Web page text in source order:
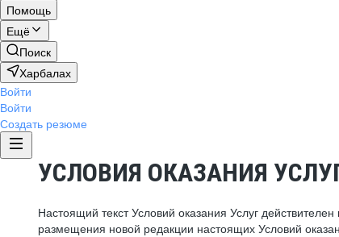
Помощь
Ещё
Поиск
Харбалах
Войти
Войти
Создать резюме
УСЛОВИЯ ОКАЗАНИЯ
Настоящий текст Условий оказания Услуг
размещения новой редакции настоящих Условий